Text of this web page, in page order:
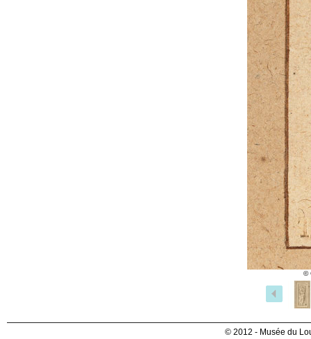
©
© 2012 - Musée du